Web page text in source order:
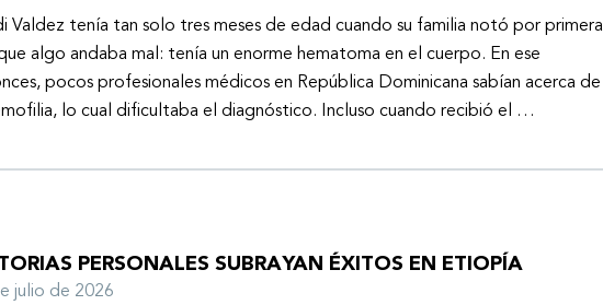
Valdez tenía tan solo tres meses de edad cuando su familia notó por primera
algo andaba mal: tenía un enorme hematoma en el cuerpo. En ese
pocos profesionales médicos en República Dominicana sabían acerca de
lo cual dificultaba el diagnóstico. Incluso cuando recibió el …
PERSONALES SUBRAYAN ÉXITOS EN ETIOPÍA
julio de 2026